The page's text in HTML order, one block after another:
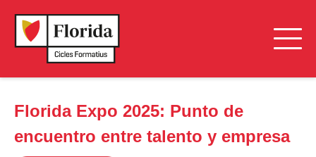
Florida Expo 2025: Punto de
encuentro entre talento y empresa